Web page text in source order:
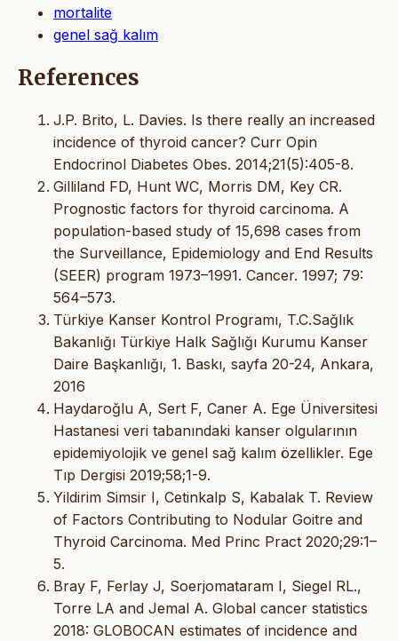
mortalite
genel sağ kalım
References
J.P. Brito, L. Davies. Is there really an increased
incidence of thyroid cancer? Curr Opin
Endocrinol Diabetes Obes. 2014;21(5):405-8.
Gilliland FD, Hunt WC, Morris DM, Key CR.
Prognostic factors for thyroid carcinoma. A
population-based study of 15,698 cases from
the Surveillance, Epidemiology and End Results
(SEER) program 1973–1991. Cancer. 1997; 79:
564–573.
Türkiye Kanser Kontrol Programı, T.C.Sağlık
Bakanlığı Türkiye Halk Sağlığı Kurumu Kanser
Daire Başkanlığı, 1. Baskı, sayfa 20-24, Ankara,
2016
Haydaroğlu A, Sert F, Caner A. Ege Üniversitesi
Hastanesi veri tabanındaki kanser olgularının
epidemiyolojik ve genel sağ kalım özellikler. Ege
Tıp Dergisi 2019;58;1-9.
Yildirim Simsir I, Cetinkalp S, Kabalak T. Review
of Factors Contributing to Nodular Goitre and
Thyroid Carcinoma. Med Princ Pract 2020;29:1–
5.
Bray F, Ferlay J, Soerjomataram I, Siegel RL.,
Torre LA and Jemal A. Global cancer statistics
2018: GLOBOCAN estimates of incidence and